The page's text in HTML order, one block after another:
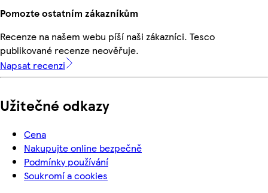
Pomozte ostatním zákazníkům
Recenze na našem webu píší naši zákazníci. Tesco
publikované recenze neověřuje.
Napsat recenzi
Užitečné odkazy
Cena
Nakupujte online bezpečně
Podmínky používání
Soukromí a cookies